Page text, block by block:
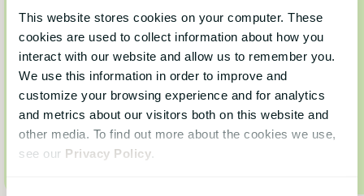
This website stores cookies on your computer. These
cookies are used to collect information about how you
interact with our website and allow us to remember you.
We use this information in order to improve and
customize your browsing experience and for analytics
and metrics about our visitors both on this website and
other media. To find out more about the cookies we use,
see our Privacy Policy.
Tim Sackett skriver ofta om vardagen i HR-
rollen, rekrytering, kultur och engagemang – med
ett rakt språk och glimten i ögat. En perfekt
motvikt till de mer akademiska rösterna.
Följ honom här:
https://www.linkedin.com/in/timsackett/